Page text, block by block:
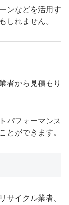
ンなどを活用す
しれません。
者から見積もり
パフォーマンス
とができます。
サイクル業者、